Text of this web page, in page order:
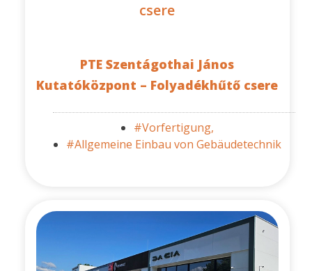
csere
PTE Szentágothai János
Kutatóközpont – Folyadékhűtő csere
#Vorfertigung,
#Allgemeine Einbau von Gebäudetechnik